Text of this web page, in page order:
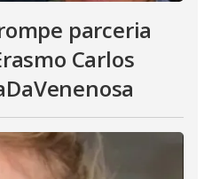
parceria
Carlos